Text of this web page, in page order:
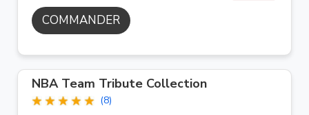
COMMANDER
NBA Team Tribute Collection
(8)